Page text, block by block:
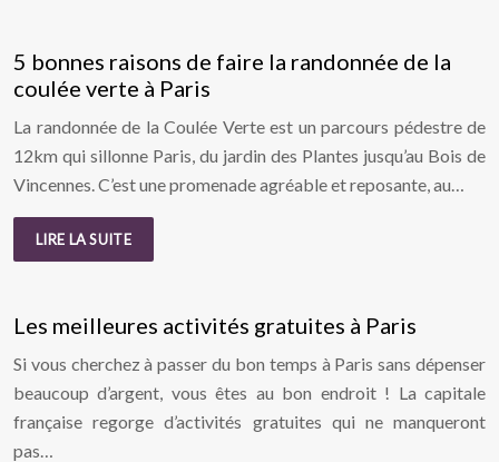
5 bonnes raisons de faire la randonnée de la
coulée verte à Paris
La randonnée de la Coulée Verte est un parcours pédestre de
12km qui sillonne Paris, du jardin des Plantes jusqu’au Bois de
Vincennes. C’est une promenade agréable et reposante, au…
LIRE LA SUITE
Les meilleures activités gratuites à Paris
Si vous cherchez à passer du bon temps à Paris sans dépenser
beaucoup d’argent, vous êtes au bon endroit ! La capitale
française regorge d’activités gratuites qui ne manqueront
pas…